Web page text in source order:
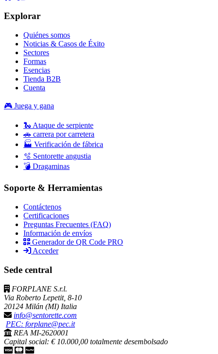
Explorar
Quiénes somos
Noticias & Casos de Éxito
Sectores
Formas
Esencias
Tienda B2B
Cuenta
🎮 Juega y gana
🐍 Ataque de serpiente
🚗 carrera por carretera
🏭 Verificación de fábrica
🫧 Sentorette angustia
💣 Dragaminas
Soporte & Herramientas
Contáctenos
Certificaciones
Preguntas Frecuentes (FAQ)
Información de envíos
Generador de QR Code PRO
Acceder
Sede central
FORPLANE S.r.l.
Via Roberto Lepetit, 8-10
20124 Milán (MI) Italia
info@sentorette.com
PEC: forplane@pec.it
REA MI-2620001
Capital social: € 10.000,00 totalmente desembolsado